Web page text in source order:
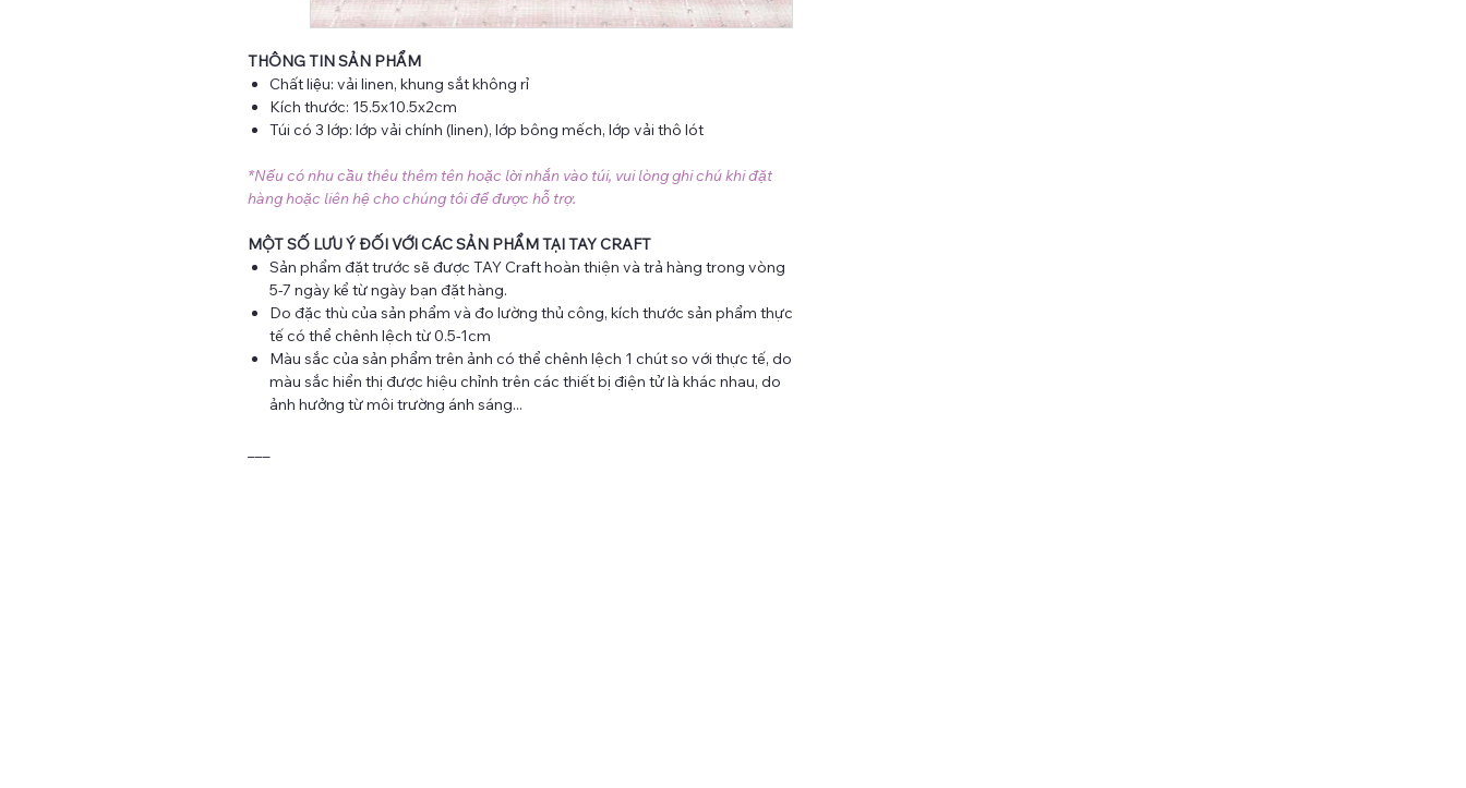
THÔNG TIN SẢN PHẨM
Chất liệu: vải linen, khung sắt không rỉ
Kích thước: 15.5x10.5x2cm
Túi có 3 lớp: lớp vải chính (linen), lớp bông mếch, lớp vải thô lót
*Nếu có nhu cầu thêu thêm tên hoặc lời nhắn vào túi, vui lòng ghi chú khi đặt
hàng hoặc liên hệ cho chúng tôi để được hỗ trợ.
MỘT SỐ LƯU Ý ĐỐI VỚI CÁC SẢN PHẨM TẠI TAY CRAFT
Sản phẩm đặt trước sẽ được TAY Craft hoàn thiện và trả hàng trong vòng
5-7 ngày kể từ ngày bạn đặt hàng.
Do đặc thù của sản phẩm và đo lường thủ công, kích thước sản phẩm thực
tế có thể chênh lệch từ 0.5-1cm
Màu sắc của sản phẩm trên ảnh có thể chênh lệch 1 chút so với thực tế, do
màu sắc hiển thị được hiệu chỉnh trên các thiết bị điện tử là khác nhau, do
ảnh hưởng từ môi trường ánh sáng...